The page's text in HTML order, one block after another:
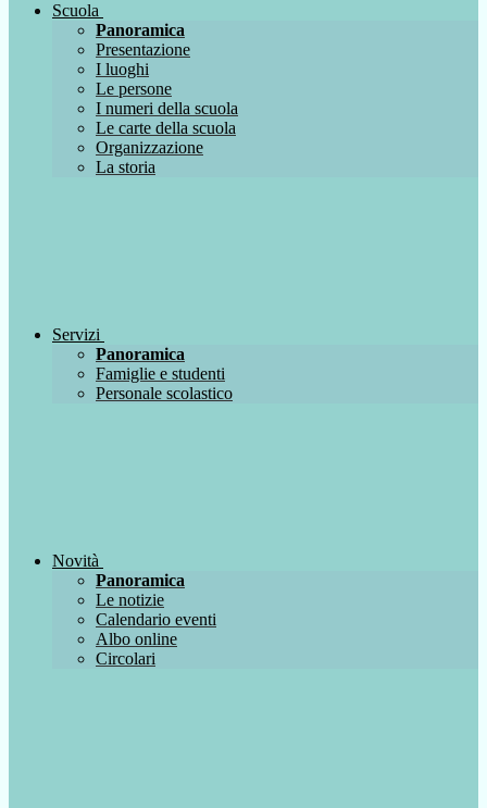
Scuola
Panoramica
Presentazione
I luoghi
Le persone
I numeri della scuola
Le carte della scuola
Organizzazione
La storia
Servizi
Panoramica
Famiglie e studenti
Personale scolastico
Novità
Panoramica
Le notizie
Calendario eventi
Albo online
Circolari